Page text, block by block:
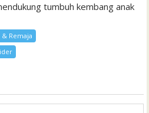
tumbuh kembang anak
& Remaja